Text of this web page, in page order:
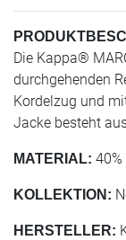
Die Kappa®
durchgehenden
Kordelzug und
Jacke besteht
MATERIAL:
KOLLEKTION:
HERSTELLER: